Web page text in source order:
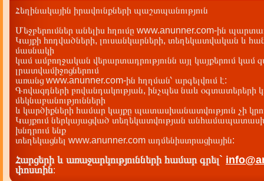
Հեղինակային իրավունքների պաշտպանություն
Մեջբերումներ անելիս հղումը www.anunner.com-ին
Կայքի հոդվածների, լուսանկարների, տեղեկատվական և
մասնակի
կամ ամբողջական վերարտադրությունն այլ կայքերում կամ
լրատվամիջոցներում
առանց www.anunner.com-ին հղղման՝ արգելվում է:
Գովազդների բովանդակության, ինչպես նաև օգտատերերի
մեկնաբանությունների
և կարծիքների համար կայքը պատասխանատվություն չի
Կայքում ներկայացված տեղեկատվության
խնդրում ենք
տեղեկացնել www.anunner.com ադմենիստրացիային:
Հարցերի և առաջարկությունների համար գրել`
փոստին: